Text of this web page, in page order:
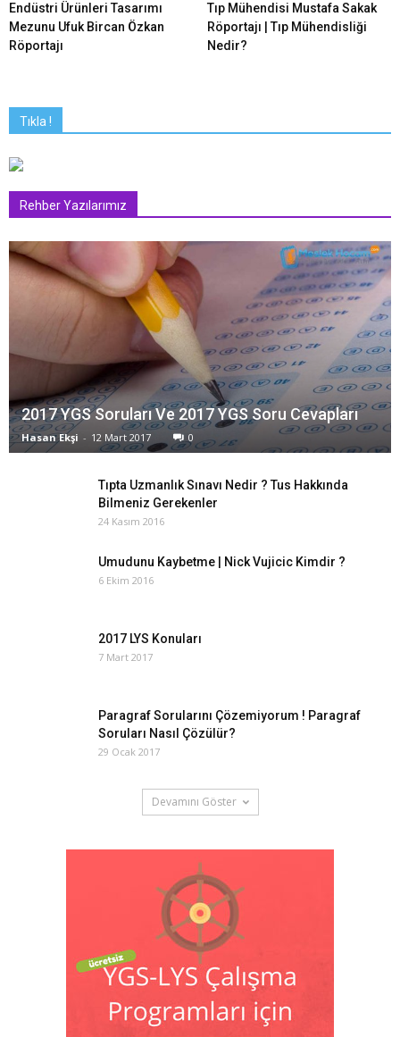
Endüstri Ürünleri Tasarımı
Mezunu Ufuk Bircan Özkan
Röportajı
Tıp Mühendisi Mustafa Sakak
Röportajı | Tıp Mühendisliği
Nedir?
Tıkla !
Rehber Yazılarımız
2017 YGS Soruları Ve 2017 YGS Soru Cevapları
Hasan Ekşi - 12 Mart 2017 0
Tıpta Uzmanlık Sınavı Nedir ? Tus Hakkında
Bilmeniz Gerekenler
24 Kasım 2016
Umudunu Kaybetme | Nick Vujicic Kimdir ?
6 Ekim 2016
2017 LYS Konuları
7 Mart 2017
Paragraf Sorularını Çözemiyorum ! Paragraf
Soruları Nasıl Çözülür?
29 Ocak 2017
Devamını Göster